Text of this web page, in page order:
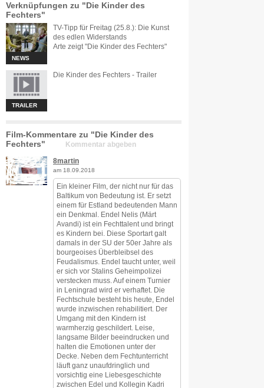
Verknüpfungen zu "Die Kinder des
Fechters"
NEWS
TV-Tipp für Freitag (25.8.): Die Kunst
des edlen Widerstands
Arte zeigt "Die Kinder des Fechters"
TRAILER
Die Kinder des Fechters - Trailer
Film-Kommentare zu "Die Kinder des
Fechters"
Kommentar abgeben
8martin
am 18.09.2018
Ein kleiner Film, der nicht nur für das
Baltikum von Bedeutung ist. Er setzt
einem für Estland bedeutenden Mann
ein Denkmal. Endel Nelis (Märt
Avandi) ist ein Fechttalent und bringt
es Kindern bei. Diese Sportart galt
damals in der SU der 50er Jahre als
bourgeoises Überbleibsel des
Feudalismus. Endel taucht unter, weil
er sich vor Stalins Geheimpolizei
verstecken muss. Auf einem Turnier
in Leningrad wird er verhaftet. Die
Fechtschule besteht bis heute, Endel
wurde inzwischen rehabilitiert. Der
Umgang mit den Kindern ist
warmherzig geschildert. Leise,
langsame Bilder beeindrucken und
halten die Emotionen unter der
Decke. Neben dem Fechtunterricht
läuft ganz unaufdringlich und
vorsichtig eine Liebesgeschichte
zwischen Edel und Kollegin Kadri